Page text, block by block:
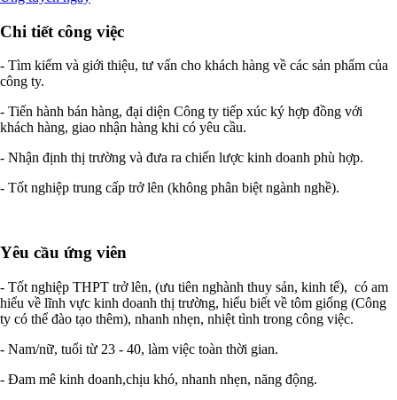
Chi tiết công việc
- Tìm kiếm và giới thiệu, tư vấn cho khách hàng về các sản phẩm của
công ty.
- Tiến hành bán hàng, đại diện Công ty tiếp xúc ký hợp đồng với
khách hàng, giao nhận hàng khi có yêu cầu.
- Nhận định thị trường và đưa ra chiến lược kinh doanh phù hợp.
- Tốt nghiệp trung cấp trở lên (không phân biệt ngành nghề).
Yêu cầu ứng viên
- Tốt nghiệp THPT trở lên, (ưu tiên nghành thuy sản, kinh tế), có am
hiểu về lĩnh vực kinh doanh thị trường, hiểu biết về tôm giống (Công
ty có thể đào tạo thêm), nhanh nhẹn, nhiệt tình trong công việc.
- Nam/nữ, tuổi từ 23 - 40, làm việc toàn thời gian.
- Đam mê kinh doanh,chịu khó, nhanh nhẹn, năng động.